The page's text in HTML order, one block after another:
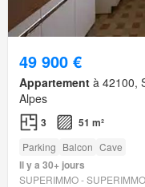
49 900 €
Appartement à 42100,
Alpes
3 51 m²
Parking Balcon Cave
Il y a 30+ jours
SUPERIMMO - SUPERIMMO